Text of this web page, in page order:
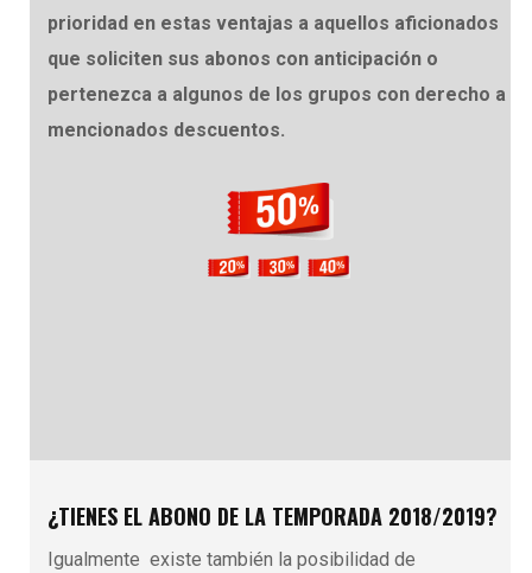
prioridad en estas ventajas a aquellos aficionados
que soliciten sus abonos con anticipación o
pertenezca a algunos de los grupos con derecho a
mencionados descuentos.
¿TIENES EL ABONO DE LA TEMPORADA 2018/2019?
Igualmente existe también la posibilidad de